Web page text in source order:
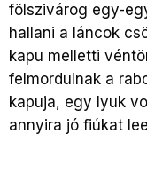
fölszivárog egy-
hallani a láncok
kapu melletti
felmordulnak a
kapuja, egy lyuk
annyira jó fiúkat